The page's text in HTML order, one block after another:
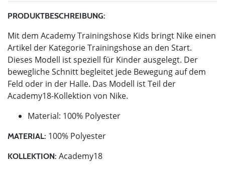
PRODUKTBESCHREIBUNG:
Mit dem Academy Trainingshose Kids bringt Nike einen
Artikel der Kategorie Trainingshose an den Start.
Dieses Modell ist speziell für Kinder ausgelegt. Der
bewegliche Schnitt begleitet jede Bewegung auf dem
Feld oder in der Halle. Das Modell ist Teil der
Academy18-Kollektion von Nike.
Material: 100% Polyester
MATERIAL: 100% Polyester
KOLLEKTION: Academy18